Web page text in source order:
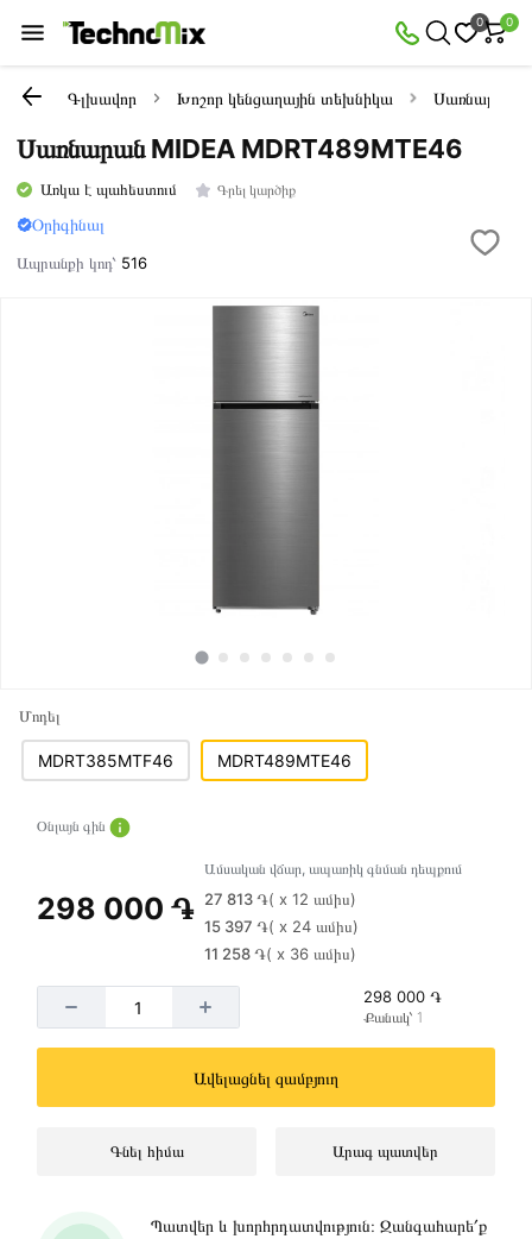
0 0
Գլխավոր Խոշոր կենցաղային տեխնիկա
Սառնարան MIDEA MDRT489MTE46
Առկա է պահեստում Գրել կարծիք
Օրիգինալ
Ապրանքի կոդ՝ 516
Մոդել
MDRT385MTF46 MDRT489MTE46
Օնլայն գին
298 000 ֏
Ամսական վճար, ապառիկ գնման դեպքում
27 813 ֏( x 12 ամիս)
15 397 ֏( x 24 ամիս)
11 258 ֏( x 36 ամիս)
298 000 ֏
Քանակ՝ 1
Ավելացնել զամբյուղ
Գնել հիմա Արագ պատվեր
Պատվեր և խորհրդատվություն։ Զանգահարե՛ք